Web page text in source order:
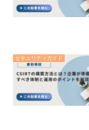
セキュリティガイド